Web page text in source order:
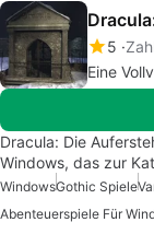
5
Eine
Dracula: Die
Windows, das zur
WindowsGothic Spiele
Abenteuerspiele Für